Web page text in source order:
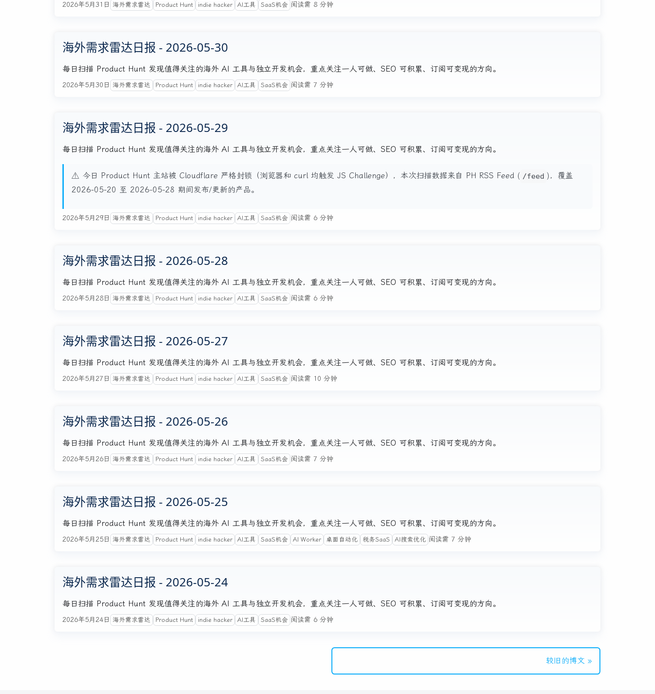
2026年5月31日 海外需求雷达 Product Hunt indie hacker AI工具 SaaS机会 阅读需 8 分钟
海外需求雷达日报 - 2026-05-30
每日扫描 Product Hunt 发现值得关注的海外 AI 工具与独立开发机会，重点关注一人可做、SEO 可积累、订阅可变现的方向。
2026年5月30日 海外需求雷达 Product Hunt indie hacker AI工具 SaaS机会 阅读需 7 分钟
海外需求雷达日报 - 2026-05-29
每日扫描 Product Hunt 发现值得关注的海外 AI 工具与独立开发机会，重点关注一人可做、SEO 可积累、订阅可变现的方向。
⚠️ 今日 Product Hunt 主站被 Cloudflare 严格封锁（浏览器和 curl 均触发 JS Challenge），本次扫描数据来自 PH RSS Feed ( /feed )，覆盖
2026-05-20 至 2026-05-28 期间发布/更新的产品。
2026年5月29日 海外需求雷达 Product Hunt indie hacker AI工具 SaaS机会 阅读需 6 分钟
海外需求雷达日报 - 2026-05-28
每日扫描 Product Hunt 发现值得关注的海外 AI 工具与独立开发机会，重点关注一人可做、SEO 可积累、订阅可变现的方向。
2026年5月28日 海外需求雷达 Product Hunt indie hacker AI工具 SaaS机会 阅读需 6 分钟
海外需求雷达日报 - 2026-05-27
每日扫描 Product Hunt 发现值得关注的海外 AI 工具与独立开发机会，重点关注一人可做、SEO 可积累、订阅可变现的方向。
2026年5月27日 海外需求雷达 Product Hunt indie hacker AI工具 SaaS机会 阅读需 10 分钟
海外需求雷达日报 - 2026-05-26
每日扫描 Product Hunt 发现值得关注的海外 AI 工具与独立开发机会，重点关注一人可做、SEO 可积累、订阅可变现的方向。
2026年5月26日 海外需求雷达 Product Hunt indie hacker AI工具 SaaS机会 阅读需 7 分钟
海外需求雷达日报 - 2026-05-25
每日扫描 Product Hunt 发现值得关注的海外 AI 工具与独立开发机会，重点关注一人可做、SEO 可积累、订阅可变现的方向。
2026年5月25日 海外需求雷达 Product Hunt indie hacker AI工具 SaaS机会 AI Worker 桌面自动化 税务SaaS AI搜索优化 阅读需 7 分钟
海外需求雷达日报 - 2026-05-24
每日扫描 Product Hunt 发现值得关注的海外 AI 工具与独立开发机会，重点关注一人可做、SEO 可积累、订阅可变现的方向。
2026年5月24日 海外需求雷达 Product Hunt indie hacker AI工具 SaaS机会 阅读需 6 分钟
较旧的博文